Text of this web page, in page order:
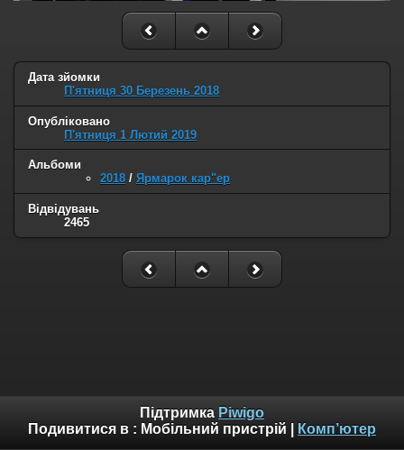
Дата зйомки
П'ятниця 30 Березень 2018
Опубліковано
П'ятниця 1 Лютий 2019
Альбоми
2018 / Ярмарок кар"ер
Відвідувань
2465
Підтримка Piwigo
Подивитися в : Мобільний пристрій Комп’ютер